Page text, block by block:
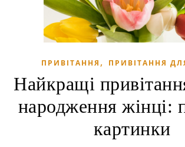
ПРИВІТАННЯ , ПРИВІТАННЯ
Найкращі
народження жінці:
картинки